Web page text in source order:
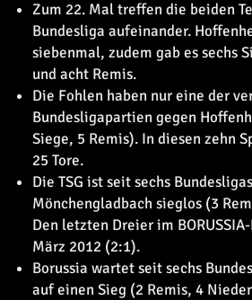
Zum 22. Mal treffen die beiden
Bundesliga aufeinander.
siebenmal, zudem gab es sechs
und acht Remis.
Die Fohlen haben nur eine der
Bundesligapartien gegen
Siege, 5 Remis). In diesen zehn
25 Tore.
Die TSG ist seit sechs
Mönchengladbach sieglos (3
Den letzten Dreier im
März 2012 (2:1).
Borussia wartet seit sechs
auf einen Sieg (2 Remis, 4